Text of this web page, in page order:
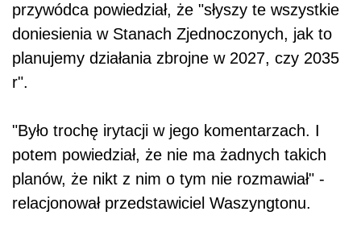
przywódca powiedział, że "słyszy te wszystkie
doniesienia w Stanach Zjednoczonych, jak to
planujemy działania zbrojne w 2027, czy 2035
r".
"Było trochę irytacji w jego komentarzach. I
potem powiedział, że nie ma żadnych takich
planów, że nikt z nim o tym nie rozmawiał" -
relacjonował przedstawiciel Waszyngtonu.